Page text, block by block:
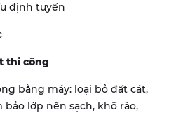
định tuyến
thi công
bằng máy: loại bỏ đất cát,
lớp nền sạch, khô ráo,